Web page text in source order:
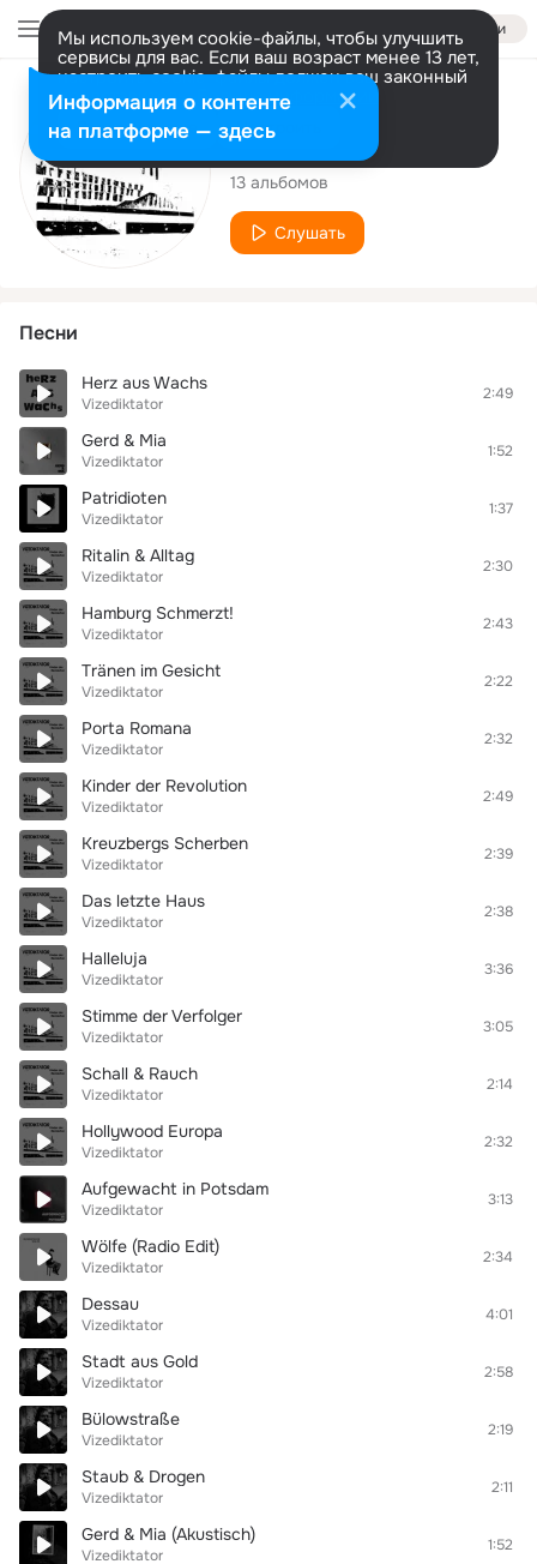
Войти
Мы используем cookie-файлы, чтобы улучшить
сервисы для вас. Если ваш возраст менее 13 лет,
настроить cookie-файлы должен ваш законный
представитель. Больше информации
Разрешить все Настроить
Исполнитель
Vizediktator
13 альбомов
Слушать
Песни
Herz aus Wachs
Vizediktator
2:49
Gerd & Mia
Vizediktator
1:52
Patridioten
Vizediktator
1:37
Ritalin & Alltag
Vizediktator
2:30
Hamburg Schmerzt!
Vizediktator
2:43
Tränen im Gesicht
Vizediktator
2:22
Porta Romana
Vizediktator
2:32
Kinder der Revolution
Vizediktator
2:49
Kreuzbergs Scherben
Vizediktator
2:39
Das letzte Haus
Vizediktator
2:38
Halleluja
Vizediktator
3:36
Stimme der Verfolger
Vizediktator
3:05
Schall & Rauch
Vizediktator
2:14
Hollywood Europa
Vizediktator
2:32
Aufgewacht in Potsdam
Vizediktator
3:13
Wölfe (Radio Edit)
Vizediktator
2:34
Dessau
Vizediktator
4:01
Stadt aus Gold
Vizediktator
2:58
Bülowstraße
Vizediktator
2:19
Staub & Drogen
Vizediktator
2:11
Gerd & Mia (Akustisch)
Vizediktator
1:52
Информация о контенте
на платформе — здесь